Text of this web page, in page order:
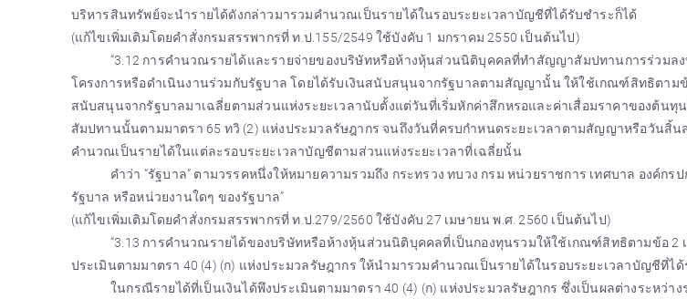
บริหารสินทรัพย์จะนำรายได้ดังกล่าวมารวมคำนวณเป็นรายได้ในรอบระยะเวลาบัญชีที่ได้รับชำระก็ได้
(แก้ไขเพิ่มเติมโดยคำสั่งกรมสรรพากรที่ ท.ป.155/2549 ใช้บังคับ 1 มกราคม 2550 เป็นต้นไป)
“3.12 การคำนวณรายได้และรายจ่ายของบริษัทหรือห้างหุ้นส่วนนิติบุคคลที่ทำสัญญาสัมปทานการร่วมล
โครงการหรือดำเนินงานร่วมกับรัฐบาล โดยได้รับเงินสนับสนุนจากรัฐบาลตามสัญญานั้น ให้ใช้เกณฑ์สิทธิตามข้
สนับสนุนจากรัฐบาลมาเฉลี่ยตามส่วนแห่งระยะเวลานับตั้งแต่วันที่เริ่มหักค่าสึกหรอและค่าเสื่อมราคาของต้นทุ
สัมปทานนั้นตามมาตรา 65 ทวิ (2) แห่งประมวลรัษฎากร จนถึงวันที่ครบกำหนดระยะเวลาตามสัญญาหรือวันสิ้
คำนวณเป็นรายได้ในแต่ละรอบระยะเวลาบัญชีตามส่วนแห่งระยะเวลาที่เฉลี่ยนั้น
คำว่า “รัฐบาล” ตามวรรคหนึ่งให้หมายความรวมถึง กระทรวง ทบวง กรม หน่วยราชการ เทศบาล องค์กร
รัฐบาล หรือหน่วยงานใดๆ ของรัฐบาล”
(แก้ไขเพิ่มเติมโดยคำสั่งกรมสรรพากรที่ ท.ป.279/2560 ใช้บังคับ 27 เมษายน พ.ศ. 2560 เป็นต้นไป)
“3.13 การคำนวณรายได้ของบริษัทหรือห้างหุ้นส่วนนิติบุคคลที่เป็นกองทุนรวมให้ใช้เกณฑ์สิทธิตามข้อ 2
ประเมินตามมาตรา 40 (4) (ก) แห่งประมวลรัษฎากร ให้นำมารวมคำนวณเป็นรายได้ในรอบระยะเวลาบัญชีที่ได้
ในกรณีรายได้ที่เป็นเงินได้พึงประเมินตามมาตรา 40 (4) (ก) แห่งประมวลรัษฎากร ซึ่งเป็นผลต่างระหว่า